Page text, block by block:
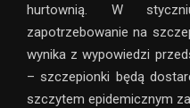
hurtownią. W
zapotrzebowanie na
wynika z wypowiedzi
– szczepionki będą
szczytem epidemicznym